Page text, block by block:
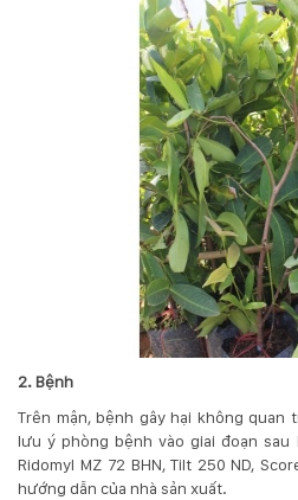
2. Bệnh
Trên mận, bệnh gây hại không quan
lưu ý phòng bệnh vào giai đoạn
Ridomyl MZ 72 BHN, Tilt 250 ND,
hướng dẫn của nhà sản xuất.